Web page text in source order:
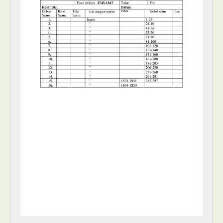
[Fond] 1160 - A Győri cs. kir. I. szakaszú II. osztályú járásbíróság iratai, 1850–1861
[Fond] 1161 - Győri cs. kir. városilag kiküldött bíróság iratai, 1850–1861
[Fond] 1201 - Győr Szabad Királyi Város közgyűlésének jegyzőkönyvei, 1860–1861
[Fond] 1202 - Győr Szab. Kir. Város közgyűlésének jegyzőkönyvei, 1862–1872
[Fond] 1203 - Győr Szab. Kir. Város tanácsának iratai, 1861–1872
[Fond] 1204 - Győr város gazdasági bizottságának jegyzőkönyvei, 1861–1871
[Fond] 1205 - Győr város árva-bizottmányának jegyzőkönyvei, 1861–1871
[Fond] 1206 - Győr város házipénztárainak iratai, 1861–1872